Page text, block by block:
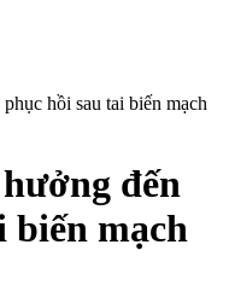
hồi sau tai biến mạch
đến
biến mạch